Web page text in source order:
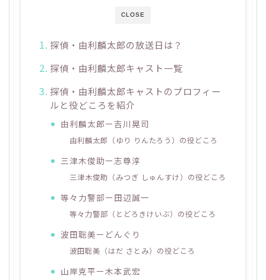
CLOSE
探偵・由利麟太郎の放送日は？
探偵・由利麟太郎キャスト一覧
探偵・由利麟太郎キャストのプロフィー
ルと役どころを紹介
由利麟太郎ー吉川晃司
由利麟太郎（ゆり りんたろう）の役どころ
三津木俊助ー志尊淳
三津木俊助（みつぎ しゅんすけ）の役どころ
等々力警部ー田辺誠一
等々力警部（とどろきけいぶ）の役どころ
波田聡美ーどんぐり
波田聡美（はだ さとみ）の役どころ
山岸克平ー木本武宏